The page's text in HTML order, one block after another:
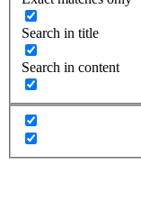
Search in title
Search in content